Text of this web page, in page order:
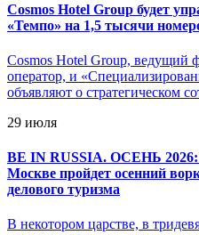
Cosmos Hotel Group будет
«Темпо» на 1,5 тысячи
Cosmos Hotel Group, ведущий
оператор, и
объявляют о стратегическом
29 июля
BE IN RUSSIA. ОСЕНЬ 2026:
Москве пройдет осенний
делового туризма
В некотором царстве, в